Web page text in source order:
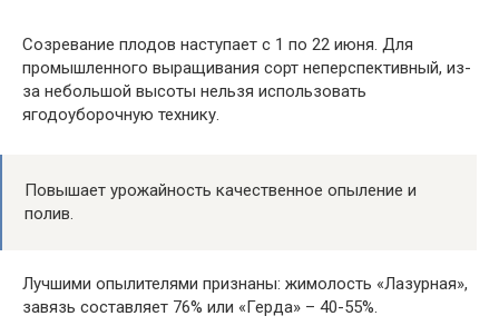
Созревание плодов наступает с 1 по 22 июня. Для
промышленного выращивания сорт неперспективный, из-
за небольшой высоты нельзя использовать
ягодоуборочную технику.
Повышает урожайность качественное опыление и
полив.
Лучшими опылителями признаны: жимолость «Лазурная»,
завязь составляет 76% или «Герда» – 40-55%.